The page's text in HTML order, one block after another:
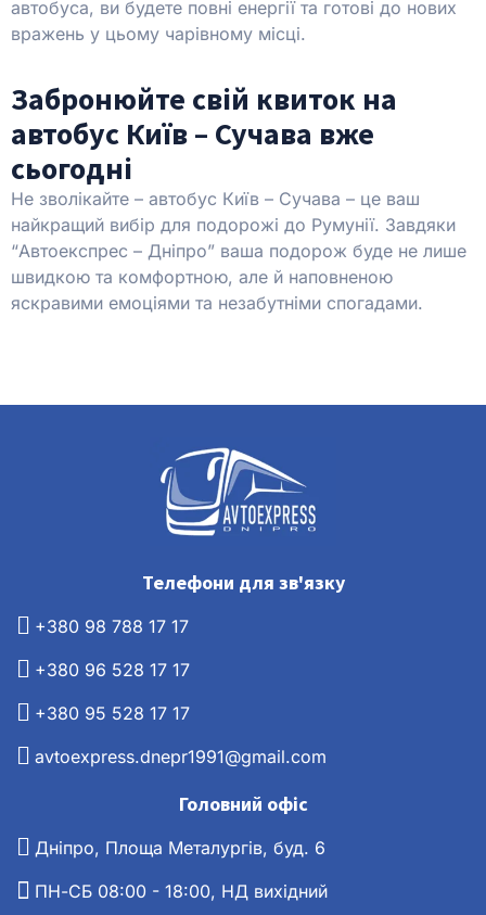
автобуса, ви будете повні енергії та готові до нових
вражень у цьому чарівному місці.
Забронюйте свій квиток на
автобус Київ – Сучава вже
сьогодні
Не зволікайте – автобус Київ – Сучава – це ваш
найкращий вибір для подорожі до Румунії. Завдяки
“Автоекспрес – Дніпро” ваша подорож буде не лише
швидкою та комфортною, але й наповненою
яскравими емоціями та незабутніми спогадами.
Телефони для зв'язку
+380 98 788 17 17
+380 96 528 17 17
+380 95 528 17 17
avtoexpress.dnepr1991@gmail.com
Головний офіс
Дніпро, Площа Металургів, буд. 6
ПН-СБ 08:00 - 18:00, НД вихідний